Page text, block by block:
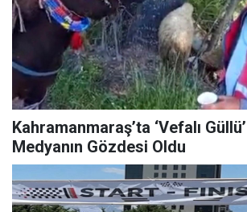
Kahramanmaraş’ta ‘Vefalı
Medyanın Gözdesi Oldu